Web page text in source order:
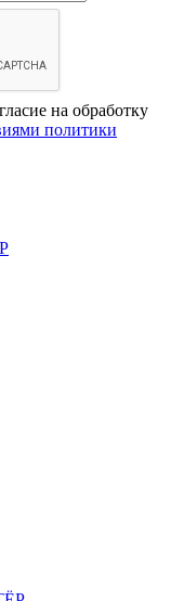
на обработку
политики